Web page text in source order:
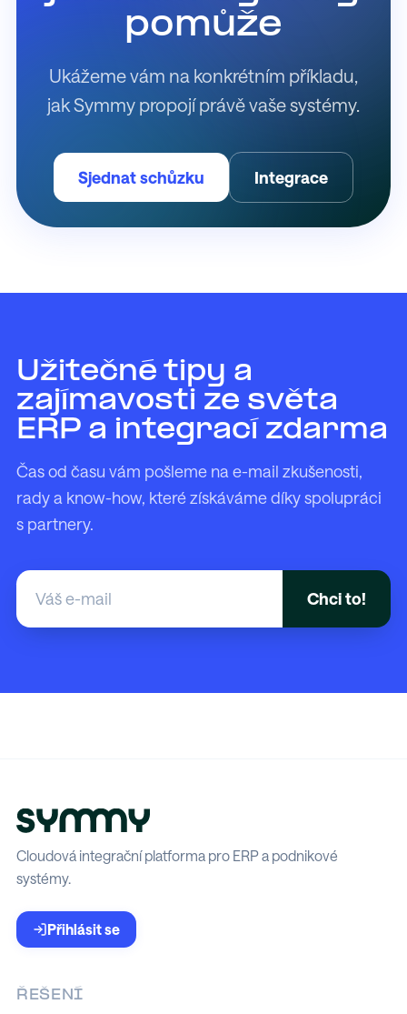
pomůže
Ukážeme vám na konkrétním příkladu,
jak Symmy propojí právě vaše systémy.
Sjednat schůzku Integrace
Užitečné tipy a
zajímavosti ze světa
ERP a integrací zdarma
Čas od času vám pošleme na e-mail zkušenosti,
rady a know-how, které získáváme díky spolupráci
s partnery.
Cloudová integrační platforma pro ERP a podnikové
systémy.
Přihlásit se
ŘEŠENÍ